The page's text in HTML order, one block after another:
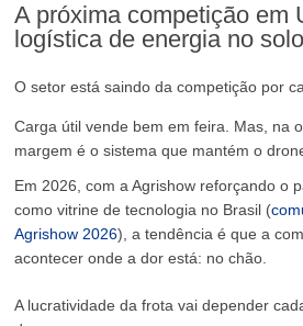
A próxima competição em
logística de energia no solo
O setor está saindo da competição por
Carga útil vende bem em feira. Mas, na
margem é o sistema que mantém o
Em 2026, com a Agrishow reforçando o
como vitrine de tecnologia no Brasil (
Agrishow 2026), a tendência é que a
acontecer onde a dor está: no chão.
A lucratividade da frota vai depender